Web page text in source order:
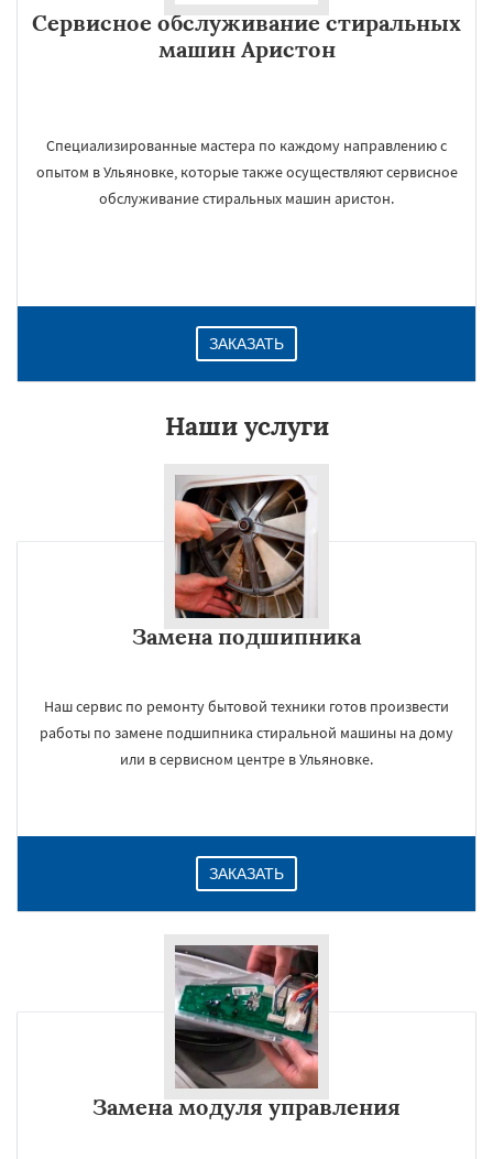
Сервисное обслуживание стиральных
машин Аристон
Специализированные мастера по каждому направлению с
опытом в Ульяновке, которые также осуществляют сервисное
обслуживание стиральных машин аристон.
ЗАКАЗАТЬ
Наши услуги
Замена подшипника
Наш сервис по ремонту бытовой техники готов произвести
работы по замене подшипника стиральной машины на дому
или в сервисном центре в Ульяновке.
ЗАКАЗАТЬ
Замена модуля управления
Даю согласие на обработку персональных данных